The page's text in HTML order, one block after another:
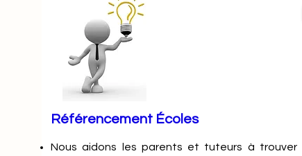
Référencement Écoles
Nousaidons les parents et tuteurs à trouver